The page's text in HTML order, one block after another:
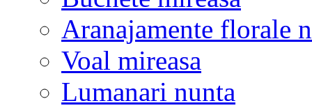
Aranajamente florale
Voal mireasa
Lumanari nunta